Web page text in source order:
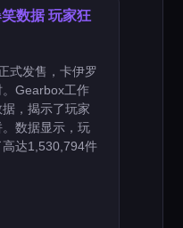
笑数据 玩家狂
式发售，卡伊罗
Gearbox工作
，揭示了玩家
数据显示，玩
达1,530,794件